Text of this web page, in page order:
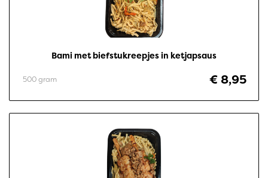
Bami met biefstukreepjes in ketjapsaus
€ 8,95
500 gram